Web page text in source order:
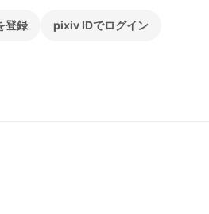
登録 pixiv IDでログイン